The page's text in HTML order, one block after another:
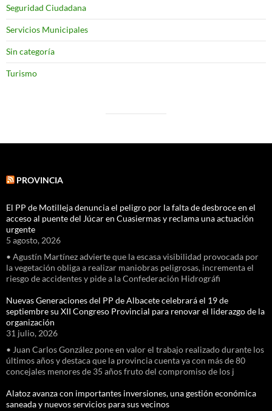
Seguridad Ciudadana
Servicios Municipales
Sin categoría
Turismo
PROVINCIA
El PP de Motilleja denuncia el peligro por la falta de desbroce en el
acceso al puente del Júcar en Cuasiermas y reclama una actuación
urgente
5 agosto, 2026
• Agustín Martínez advierte que la escasa visibilidad provocada por
la vegetación obliga a realizar maniobras peligrosas, incrementa el
riesgo de accidentes y pide a la Confederación Hidrográfi
Nuevas Generaciones del PP de Albacete celebrará el 19 de
septiembre su XII Congreso Provincial para renovar el liderazgo de la
organización
31 julio, 2026
• Juan Carlos González pone en valor el trabajo realizado durante los
últimos años y destaca que la provincia cuenta ya con más de 80
concejales menores de 35 años fruto del compromiso de los j
Alatoz avanza con importantes inversiones, una gestión económica
saneada y nuevos servicios para sus vecinos